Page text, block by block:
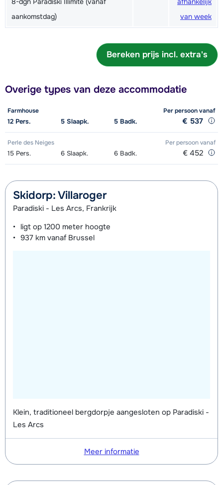
aankomstdag)
van week
Bereken prijs incl. extra's
Overige types van deze accommodatie
Farmhouse Per persoonvanaf
12 Pers. 5 Slaapk. 5 Badk. € 537
Perle des Neiges Per persoonvanaf
15 Pers. 6 Slaapk. 6 Badk. € 452
Skidorp: Villaroger
Paradiski - Les Arcs, Frankrijk
ligt op 1200 meter hoogte
937 km vanaf Brussel
Klein, traditioneel bergdorpje aangesloten op Paradiski -
Les Arcs
Meer informatie